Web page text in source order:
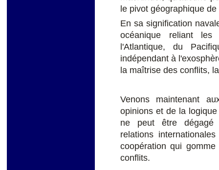
le pivot géographique de
En sa signification
océanique reliant
l'Atlantique, du
indépendant à
la maîtrise des conflits,
Venons maintenant
opinions et de la
ne peut être dégagé
relations
coopération qui
conflits.